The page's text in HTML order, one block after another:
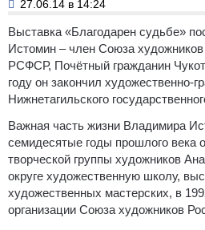
27.06.14 в 14:24
Выставка «Благодарен судьбе»
Истомин – член Союза
РСФСР, Почётный гражданин
году он закончил художественно-
Нижнетагильского
Важная часть жизни Владимира
семидесятые годы прошлого века
творческой группы художников
округе художественную школу,
художественных мастерских, в
организации Союза художников